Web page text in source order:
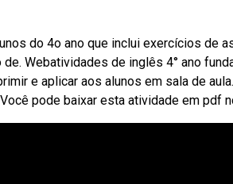
do 4o ano que inclui exercícios de
Webatividades de inglês 4° ano
e aplicar aos alunos em sala de
pode baixar esta atividade em pdf